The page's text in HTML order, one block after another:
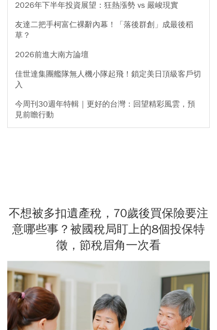
2026年下半年投資展望：狂熱漲勢 vs 嚴峻現實
友達二把手柯富仁裸辭內幕！「落後群創」成最後稻
草？
2026前進大南方論壇
佳世達集團艦隊無人機小隊起飛！鎖定美日頂級客戶切
入
今周刊30週年特輯｜更好的台灣：回望精彩風雲，預
見前瞻行動
不想被多扣遺產稅，70歲後買保險要注
意哪些事？被國稅局盯上的8個投保特
徵，節稅眉角一次看